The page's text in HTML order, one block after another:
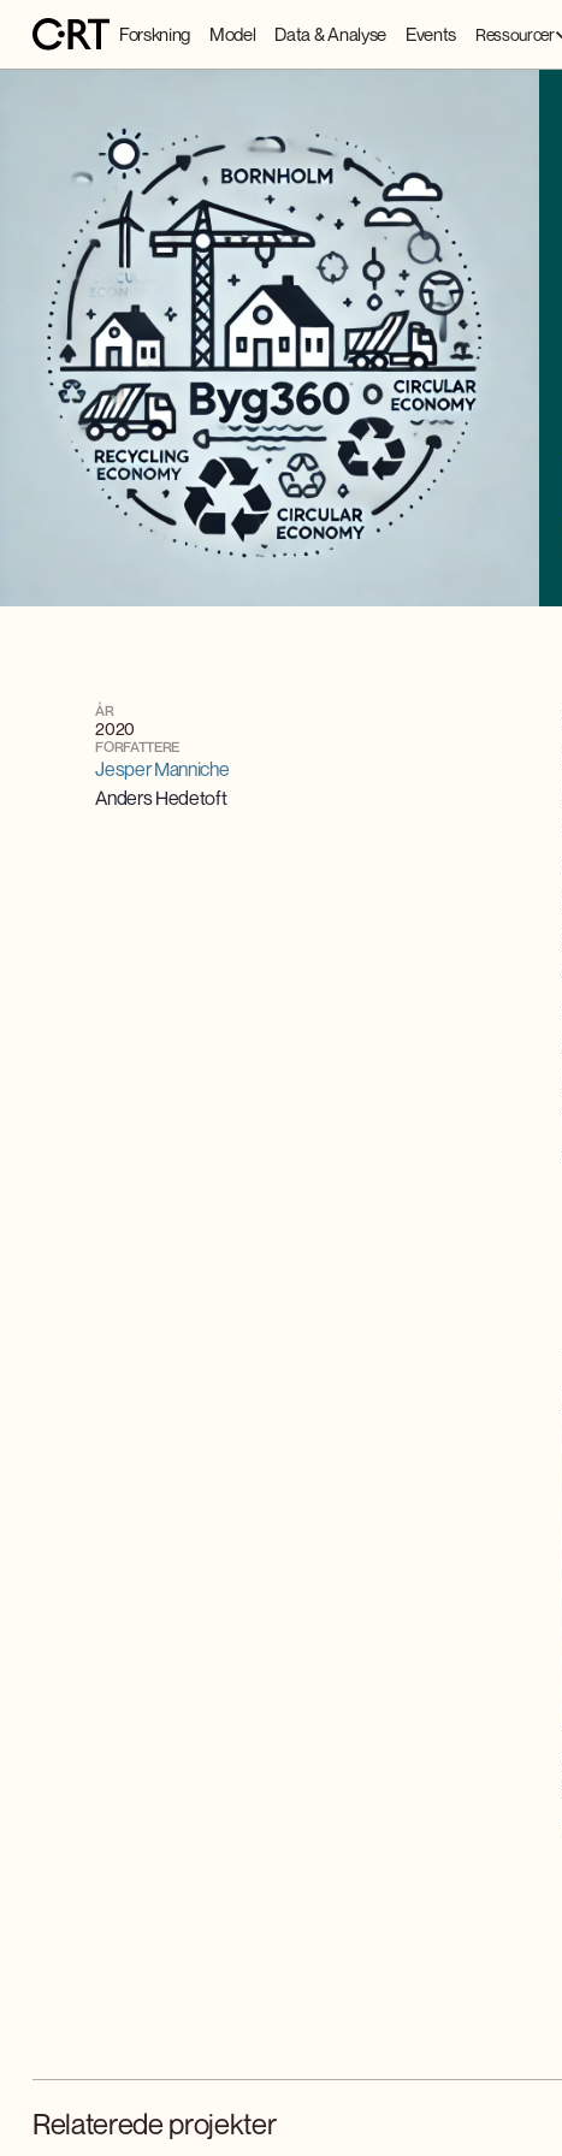
Forskning Model Data & Analyse Events Ressourcer
ÅR
2020
FORFATTERE
Jesper Manniche
Anders Hedetoft
Relaterede projekter